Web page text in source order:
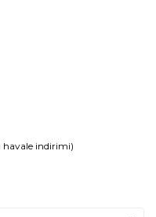
havale indirimi)